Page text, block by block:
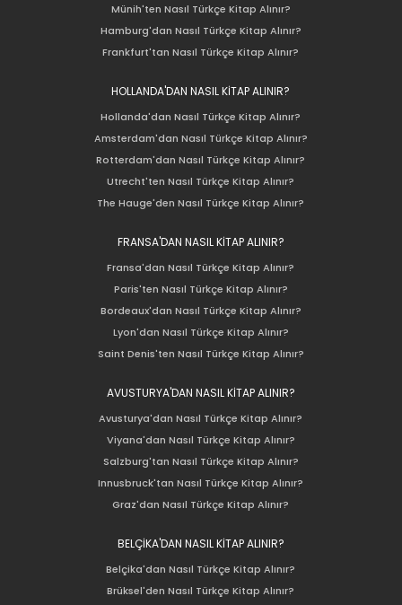
Münih'ten Nasıl Türkçe Kitap Alınır?
Hamburg'dan Nasıl Türkçe Kitap Alınır?
Frankfurt'tan Nasıl Türkçe Kitap Alınır?
HOLLANDA'DAN NASIL KİTAP ALINIR?
Hollanda'dan Nasıl Türkçe Kitap Alınır?
Amsterdam'dan Nasıl Türkçe Kitap Alınır?
Rotterdam'dan Nasıl Türkçe Kitap Alınır?
Utrecht'ten Nasıl Türkçe Kitap Alınır?
The Hauge'den Nasıl Türkçe Kitap Alınır?
FRANSA'DAN NASIL KİTAP ALINIR?
Fransa'dan Nasıl Türkçe Kitap Alınır?
Paris'ten Nasıl Türkçe Kitap Alınır?
Bordeaux'dan Nasıl Türkçe Kitap Alınır?
Lyon'dan Nasıl Türkçe Kitap Alınır?
Saint Denis'ten Nasıl Türkçe Kitap Alınır?
AVUSTURYA'DAN NASIL KİTAP ALINIR?
Avusturya'dan Nasıl Türkçe Kitap Alınır?
Viyana'dan Nasıl Türkçe Kitap Alınır?
Salzburg'tan Nasıl Türkçe Kitap Alınır?
Innusbruck'tan Nasıl Türkçe Kitap Alınır?
Graz'dan Nasıl Türkçe Kitap Alınır?
BELÇİKA'DAN NASIL KİTAP ALINIR?
Belçika'dan Nasıl Türkçe Kitap Alınır?
Brüksel'den Nasıl Türkçe Kitap Alınır?